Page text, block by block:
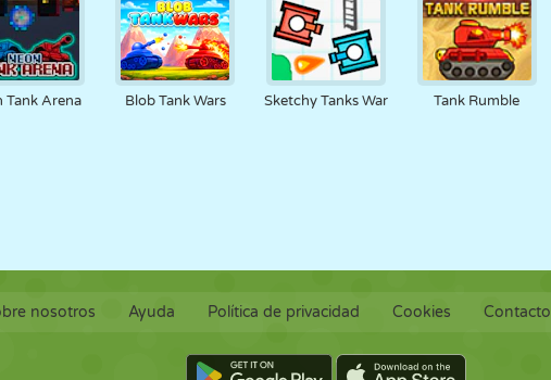
TANQUES TENIS TRES EN RAYA
PANTALLA
TÁCTIL
TORRES CAMIONES
Tank Arena Blob Tank Wars Sketchy Tanks War Tank Rumble
nosotros Ayuda Política de privacidad Cookies Contacto